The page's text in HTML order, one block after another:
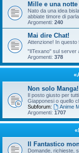
Mille e una notte
Nato da una idea
abbiate timore di
Argomenti: 240
Mai dire Chat!
Attenzione! In
"IlTexano" sul server
Argomenti: 378
Non solo Manga!
Il posto giusto per
Giapponesi o quello
Subforum:
Anime
Argomenti: 1707
Il Fantastico
Domande, richieste,